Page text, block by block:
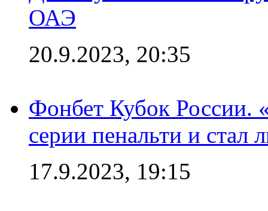
ОАЭ
20.9.2023, 20:35
Фонбет Кубок России.
серии пенальти и стал
17.9.2023, 19:15